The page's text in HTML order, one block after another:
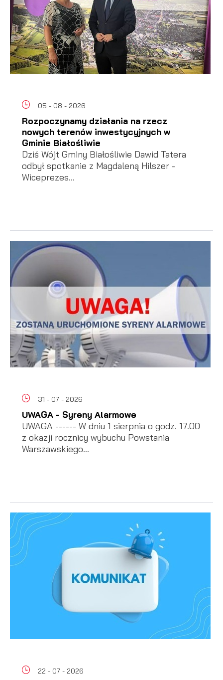
05 - 08 - 2026
Rozpoczynamy działania na rzecz
nowych terenów inwestycyjnych w
Gminie Białośliwie
Dziś Wójt Gminy Białośliwie Dawid Tatera
odbył spotkanie z Magdaleną Hilszer -
Wiceprezes...
31 - 07 - 2026
UWAGA - Syreny Alarmowe
UWAGA ------ W dniu 1 sierpnia o godz. 17.00
z okazji rocznicy wybuchu Powstania
Warszawskiego...
22 - 07 - 2026